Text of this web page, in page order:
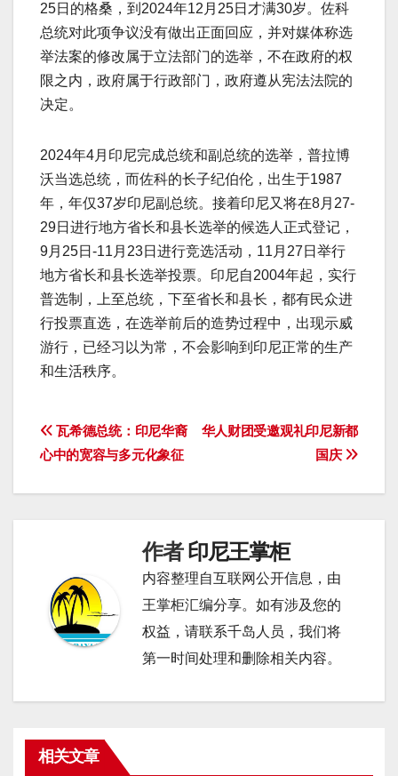
25日的格桑，到2024年12月25日才满30岁。佐科
总统对此项争议没有做出正面回应，并对媒体称选
举法案的修改属于立法部门的选举，不在政府的权
限之内，政府属于行政部门，政府遵从宪法法院的
决定。
2024年4月印尼完成总统和副总统的选举，普拉博
沃当选总统，而佐科的长子纪伯伦，出生于1987
年，年仅37岁印尼副总统。接着印尼又将在8月27-
29日进行地方省长和县长选举的候选人正式登记，
9月25日-11月23日进行竞选活动，11月27日举行
地方省长和县长选举投票。印尼自2004年起，实行
普选制，上至总统，下至省长和县长，都有民众进
行投票直选，在选举前后的造势过程中，出现示威
游行，已经习以为常，不会影响到印尼正常的生产
和生活秩序。
文
章
华人财团受邀观礼印尼新都
国庆
瓦希德总统：印尼华裔
心中的宽容与多元化象征
作者印尼王掌柜
内容整理自互联网公开信息，由
王掌柜汇编分享。如有涉及您的
权益，请联系千岛人员，我们将
第一时间处理和删除相关内容。
相关文章